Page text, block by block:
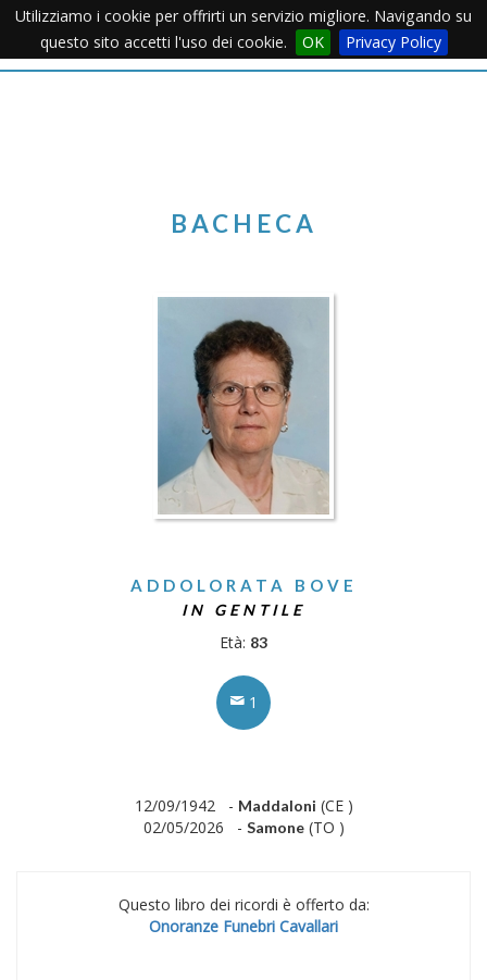
Utilizziamo i cookie per offrirti un servizio migliore. Navigando su
questo sito accetti l'uso dei cookie.
OK Privacy PolicyMenu
BACHECA
ADDOLORATA BOVE
IN GENTILE
Età: 83
1
12/09/1942 - Maddaloni (CE )
02/05/2026 - Samone(TO )
Questo libro dei ricordi è offerto da:
Onoranze Funebri Cavallari